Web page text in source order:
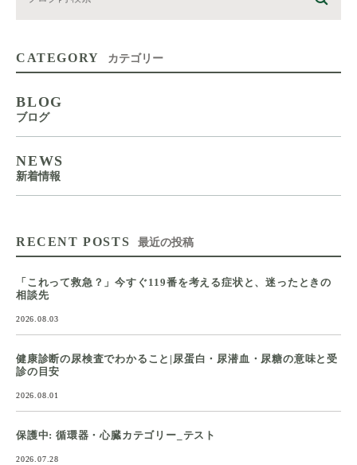
CATEGORY カテゴリー
BLOG
ブログ
NEWS
新着情報
RECENT POSTS 最近の投稿
「これって救急？」今すぐ119番を考える症状と、迷ったときの
相談先
2026.08.03
健康診断の尿検査でわかること|尿蛋白・尿潜血・尿糖の意味と受
診の目安
2026.08.01
保護中: 循環器・心臓カテゴリー_テスト
2026.07.28